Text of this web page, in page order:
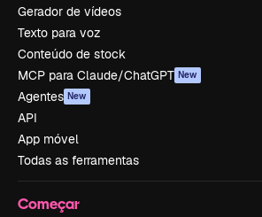
Gerador de vídeos
Texto para voz
Conteúdo de stock
MCP para Claude/ChatGPT New
Agentes New
API
App móvel
Todas as ferramentas
Começar